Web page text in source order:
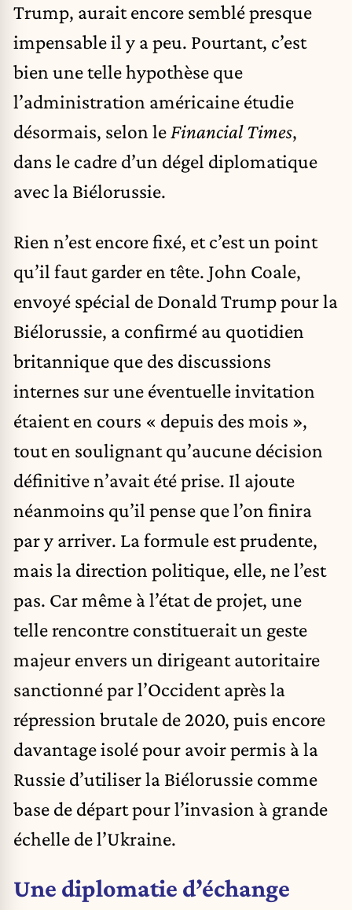
Trump, aurait encore semblé presque
impensable il y a peu. Pourtant, c’est
bien une telle hypothèse que
l’administration américaine étudie
désormais, selon le Financial Times,
dans le cadre d’un dégel diplomatique
avec la Biélorussie.
Rien n’est encore fixé, et c’est un point
qu’il faut garder en tête. John Coale,
envoyé spécial de Donald Trump pour la
Biélorussie, a confirmé au quotidien
britannique que des discussions
internes sur une éventuelle invitation
étaient en cours « depuis des mois »,
tout en soulignant qu’aucune décision
définitive n’avait été prise. Il ajoute
néanmoins qu’il pense que l’on finira
par y arriver. La formule est prudente,
mais la direction politique, elle, ne l’est
pas. Car même à l’état de projet, une
telle rencontre constituerait un geste
majeur envers un dirigeant autoritaire
sanctionné par l’Occident après la
répression brutale de 2020, puis encore
davantage isolé pour avoir permis à la
Russie d’utiliser la Biélorussie comme
base de départ pour l’invasion à grande
échelle de l’Ukraine.
Une diplomatie d’échange